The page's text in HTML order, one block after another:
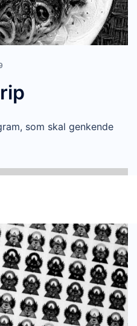
som skal genkende